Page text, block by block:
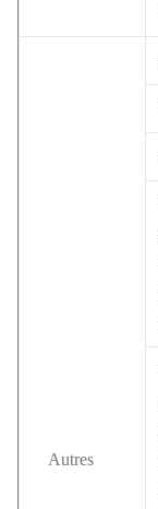
Autres